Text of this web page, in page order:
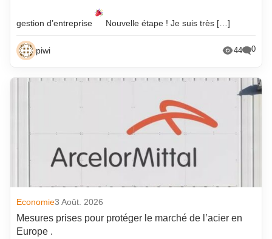
gestion d’entreprise Nouvelle étape ! Je suis très […]
piwi 44 0
Economie3 Août. 2026
Mesures prises pour protéger le marché de l’acier en
Europe .